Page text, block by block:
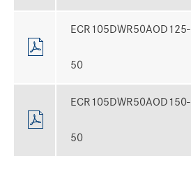
ECR105DWR50AOD125-
50
ECR105DWR50AOD150-
50